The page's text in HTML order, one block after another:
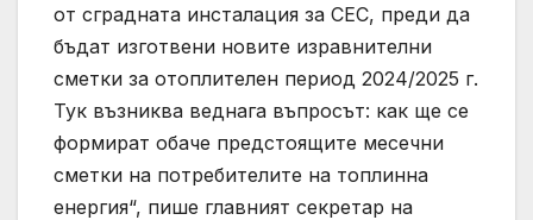
от сградната инсталация за СЕС, преди да
бъдат изготвени новите изравнителни
сметки за отоплителен период 2024/2025 г.
Тук възниква веднага въпросът: как ще се
формират обаче предстоящите месечни
сметки на потребителите на топлинна
енергия“, пише главният секретар на